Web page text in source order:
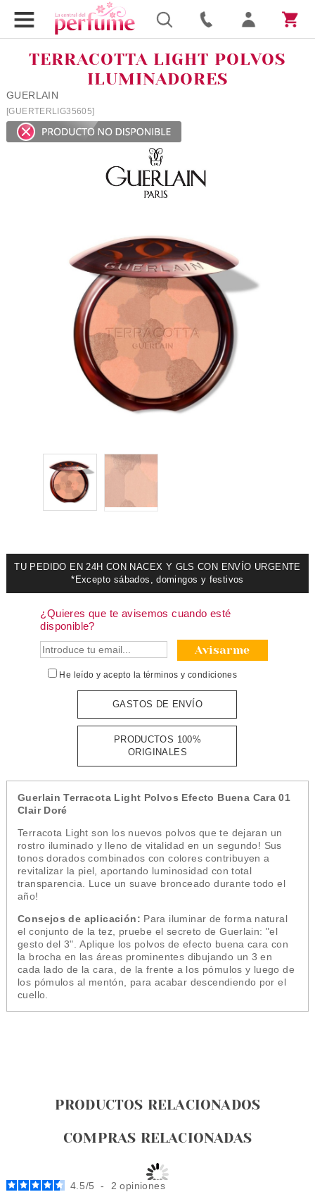
TERRACOTTA LIGHT POLVOS
ILUMINADORES
GUERLAIN
[GUERTERLIG35605]
TU PEDIDO EN 24H CON NACEX Y GLS CON ENVÍO URGENTE
*Excepto sábados, domingos y festivos
¿Quieres que te avisemos cuando esté
disponible?
Avisarme
He leído y acepto la términos y condiciones
GASTOS DE ENVÍO
PRODUCTOS 100%
ORIGINALES
Guerlain Terracota Light Polvos Efecto Buena Cara 01
Clair Doré
Terracota Light son los nuevos polvos que te dejaran un
rostro iluminado y lleno de vitalidad en un segundo! Sus
tonos dorados combinados con colorescontribuyena
revitalizar la piel, aportando luminosidad con total
transparencia. Luce un suave bronceado durante todo el
año!
Consejos de aplicación: Para iluminar de forma natural
el conjunto de la tez, pruebe el secreto de Guerlain: "el
gesto del 3".Aplique los polvos de efecto buena cara con
la brocha en las áreas prominentes dibujando un 3 en
cada lado de la cara, de la frente a los pómulos y luego de
los pómulos al mentón, para acabar descendiendo por el
cuello.
PRODUCTOS RELACIONADOS
COMPRAS RELACIONADAS
4.5/5 - 2opiniones